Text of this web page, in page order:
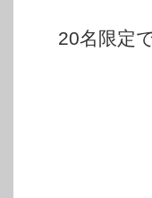
20名限定